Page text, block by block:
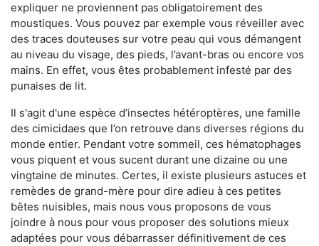
expliquer ne proviennent pas obligatoirement des
moustiques. Vous pouvez par exemple vous réveiller avec
des traces douteuses sur votre peau qui vous démangent
au niveau du visage, des pieds, l’avant-bras ou encore vos
mains. En effet, vous êtes probablement infesté par des
punaises de lit.
Il s'agit d'une espèce d’insectes hétéroptères, une famille
des cimicidaes que l’on retrouve dans diverses régions du
monde entier. Pendant votre sommeil, ces hématophages
vous piquent et vous sucent durant une dizaine ou une
vingtaine de minutes. Certes, il existe plusieurs astuces et
remèdes de grand-mère pour dire adieu à ces petites
bêtes nuisibles, mais nous vous proposons de vous
joindre à nous pour vous proposer des solutions mieux
adaptées pour vous débarrasser définitivement de ces